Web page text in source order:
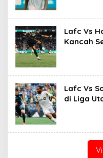
Lafc Vs
Kancah
Lafc Vs
di Liga